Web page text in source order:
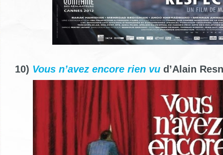
10) Vous n’avez encore rien vu d’Alain